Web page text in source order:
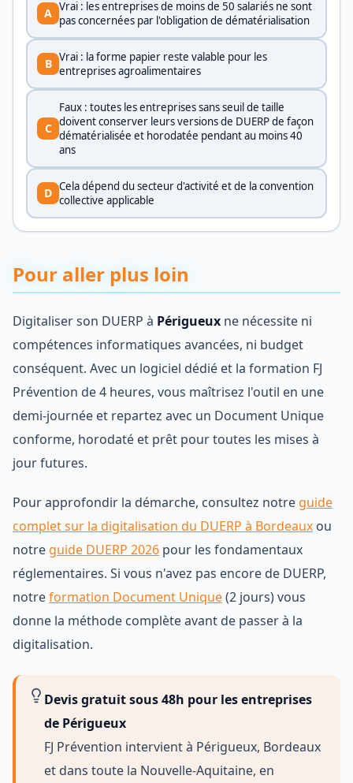
A Vrai : les entreprises de moins de 50 salariés ne sont
pas concernées par l'obligation de dématérialisation
B Vrai : la forme papier reste valable pour les
entreprises agroalimentaires
C
Faux : toutes les entreprises sans seuil de taille
doivent conserver leurs versions de DUERP de façon
dématérialisée et horodatée pendant au moins 40
ans
D Cela dépend du secteur d'activité et de la convention
collective applicable
Pour aller plus loin
Digitaliser son DUERP à Périgueux ne nécessite ni
compétences informatiques avancées, ni budget
conséquent. Avec un logiciel dédié et la formation FJ
Prévention de 4 heures, vous maîtrisez l'outil en une
demi-journée et repartez avec un Document Unique
conforme, horodaté et prêt pour toutes les mises à
jour futures.
Pour approfondir la démarche, consultez notre guide
complet sur la digitalisation du DUERP à Bordeaux ou
notre guide DUERP 2026 pour les fondamentaux
réglementaires. Si vous n'avez pas encore de DUERP,
notreformation Document Unique(2 jours) vous
donne la méthode complète avant de passer à la
digitalisation.
Devis gratuit sous 48h pour les entreprises
de Périgueux
FJ Prévention intervient à Périgueux, Bordeaux
et dans toute la Nouvelle-Aquitaine, en